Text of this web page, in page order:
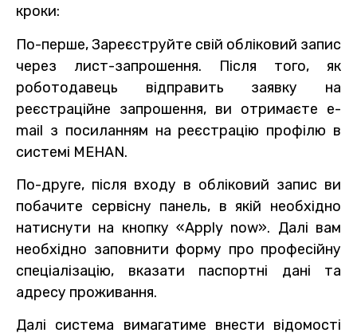
кроки:
По-перше, Зареєструйте свій обліковий запис
через лист-запрошення. Після того, як
роботодавець відправить заявку на
реєстраційне запрошення, ви отримаєте e-
mail з посиланням на реєстрацію профілю в
системі MEHAN.
По-друге, після входу в обліковий запис ви
побачите сервісну панель, в якій необхідно
натиснути на кнопку «Apply now». Далі вам
необхідно заповнити форму про професійну
спеціалізацію, вказати паспортні дані та
адресу проживання.
Далі система вимагатиме внести відомості